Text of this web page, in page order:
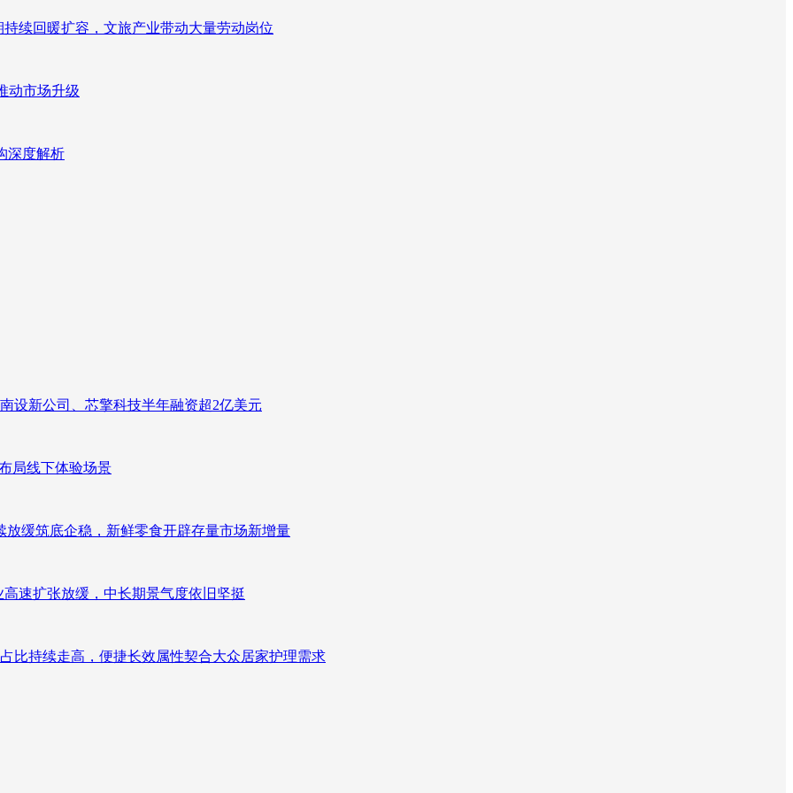
续回暖扩容，文旅产业带动大量劳动岗位
动市场升级
深度解析
设新公司、芯擎科技半年融资超2亿美元
局线下体验场景
缓筑底企稳，新鲜零食开辟存量市场新增量
速扩张放缓，中长期景气度依旧坚挺
比持续走高，便捷长效属性契合大众居家护理需求